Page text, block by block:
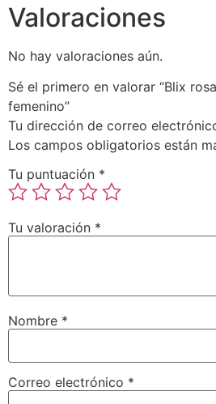
Valoraciones
No hay valoraciones aún.
Sé el primero en valorar “Blix
femenino”
Tu dirección de correo
Los campos obligatorios están
Tu puntuación *
Tu valoración *
Nombre *
Correo electrónico *